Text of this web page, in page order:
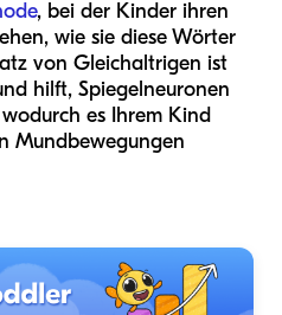
, bei der Kinder ihren
wie sie diese Wörter
von Gleichaltrigen ist
hilft, Spiegelneuronen
es Ihrem Kind
Mundbewegungen